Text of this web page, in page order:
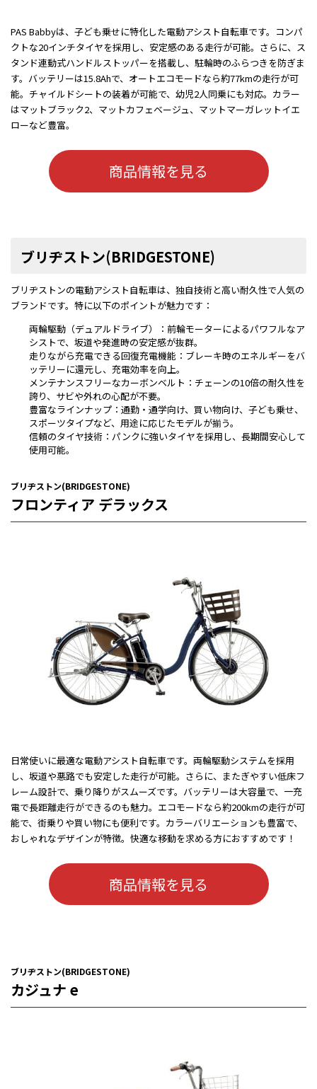
PAS Babbyは、子ども乗せに特化した電動アシスト自転車です。コンパ
クトな20インチタイヤを採用し、安定感のある走行が可能。さらに、ス
タンド連動式ハンドルストッパーを搭載し、駐輪時のふらつきを防ぎま
す。バッテリーは15.8Ahで、オートエコモードなら約77kmの走行が可
能。チャイルドシートの装着が可能で、幼児2人同乗にも対応。カラー
はマットブラック2、マットカフェベージュ、マットマーガレットイエ
ローなど豊富。
商品情報を見る
ブリヂストン(BRIDGESTONE)
ブリヂストンの電動アシスト自転車は、独自技術と高い耐久性で人気の
ブランドです。特に以下のポイントが魅力です：
両輪駆動（デュアルドライブ）：前輪モーターによるパワフルなア
シストで、坂道や発進時の安定感が抜群。
走りながら充電できる回復充電機能：ブレーキ時のエネルギーをバ
ッテリーに還元し、充電効率を向上。
メンテナンスフリーなカーボンベルト：チェーンの10倍の耐久性を
誇り、サビや外れの心配が不要。
豊富なラインナップ：通勤・通学向け、買い物向け、子ども乗せ、
スポーツタイプなど、用途に応じたモデルが揃う。
信頼のタイヤ技術：パンクに強いタイヤを採用し、長期間安心して
使用可能。
ブリヂストン(BRIDGESTONE)
フロンティア デラックス
日常使いに最適な電動アシスト自転車です。両輪駆動システムを採用
し、坂道や悪路でも安定した走行が可能。さらに、またぎやすい低床フ
レーム設計で、乗り降りがスムーズです。バッテリーは大容量で、一充
電で長距離走行ができるのも魅力。エコモードなら約200kmの走行が可
能で、街乗りや買い物にも便利です。カラーバリエーションも豊富で、
おしゃれなデザインが特徴。快適な移動を求める方におすすめです！
商品情報を見る
ブリヂストン(BRIDGESTONE)
カジュナ e